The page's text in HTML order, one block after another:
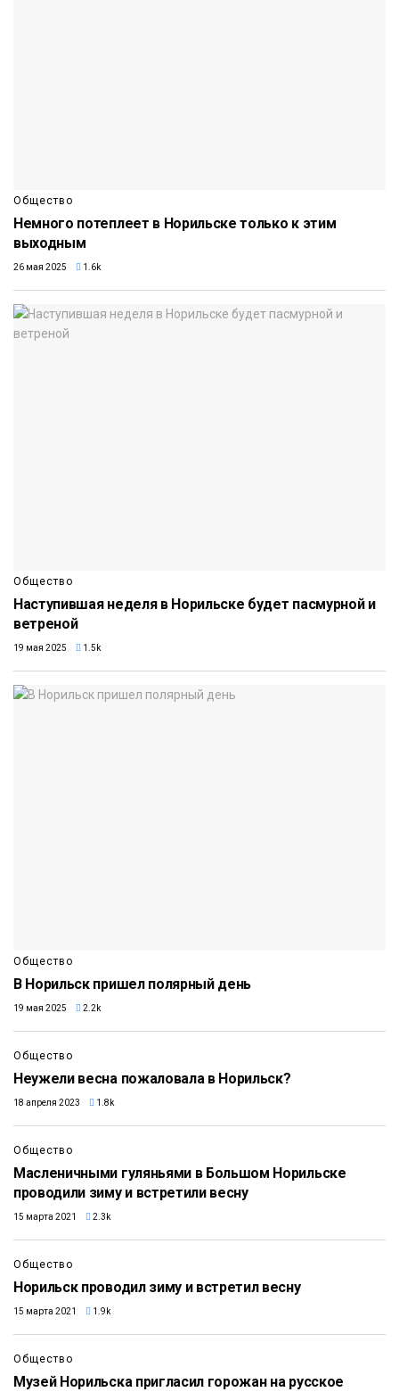
Общество
Немного потеплеет в Норильске только к этим
выходным
26 мая 2025 1.6k
Общество
Наступившая неделя в Норильске будет пасмурной и
ветреной
19 мая 2025 1.5k
Общество
В Норильск пришел полярный день
19 мая 2025 2.2k
Общество
Неужели весна пожаловала в Норильск?
18 апреля 2023 1.8k
Общество
Масленичными гуляньями в Большом Норильске
проводили зиму и встретили весну
15 марта 2021 2.3k
Общество
Норильск проводил зиму и встретил весну
15 марта 2021 1.9k
Общество
Музей Норильска пригласил горожан на русское